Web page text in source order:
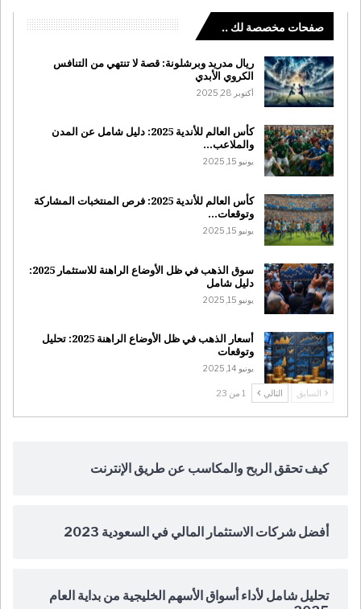
صفحات مخصصة لك ..
ريال مدريد وبرشلونة: قصة لا تنتهي من التنافس
الكروي الأبدي
أكتوبر 28, 2025
كأس العالم للأندية 2025: دليل شامل عن المدن
والملاعب…
يونيو 15, 2025
كأس العالم للأندية 2025: فرص المنتخبات المشاركة
وتوقعات…
يونيو 15, 2025
سوق الذهب في ظل الأوضاع الراهنة للاستثمار 2025:
دليل شامل
يونيو 15, 2025
أسعار الذهب في ظل الأوضاع الراهنة 2025: تحليل
وتوقعات
يونيو 14, 2025
السابق التالي 1 من 23
كيف تحقق الربح والمكاسب عن طريق الإنترنت
أفضل شركات الاستثمار المالي في السعودية 2023
تحليل شامل لأداء أسواق الأسهم الخليجية من بداية العام